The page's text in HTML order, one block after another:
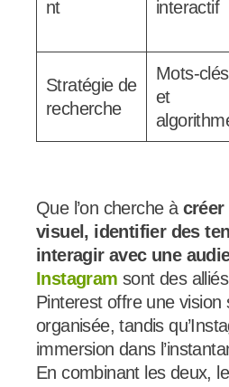
nt
interactif
Stratégie de
recherche
Mots-clés
et
Que l’on cherche à créer
visuel, identifier des
interagir avec une
Instagram sont des
Pinterest offre une vision
organisée, tandis
immersion dans
En combinant les deux,